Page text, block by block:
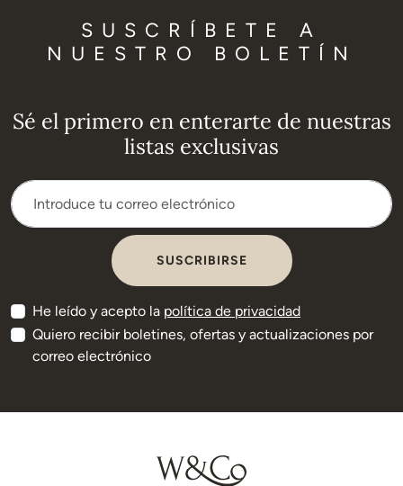
SUSCRÍBETE A
NUESTRO BOLETÍN
Sé el primero en enterarte de nuestras
listas exclusivas
Suscríbete a nuestro boletín
SUSCRIBIRSE
He leído y acepto la política de privacidad
Quiero recibir boletines, ofertas y actualizaciones por
correo electrónico